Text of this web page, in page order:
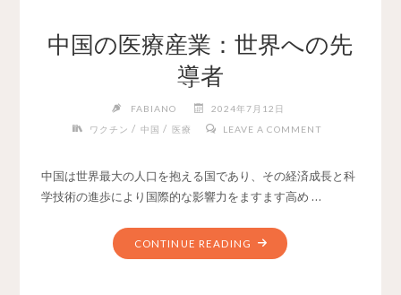
中国の医療産業：世界への先
導者
FABIANO
2024年7月12日
ワクチン / 中国 / 医療 LEAVE A COMMENT
中国は世界最大の人口を抱える国であり、その経済成長と科
学技術の進歩により国際的な影響力をますます高め …
CONTINUE READING